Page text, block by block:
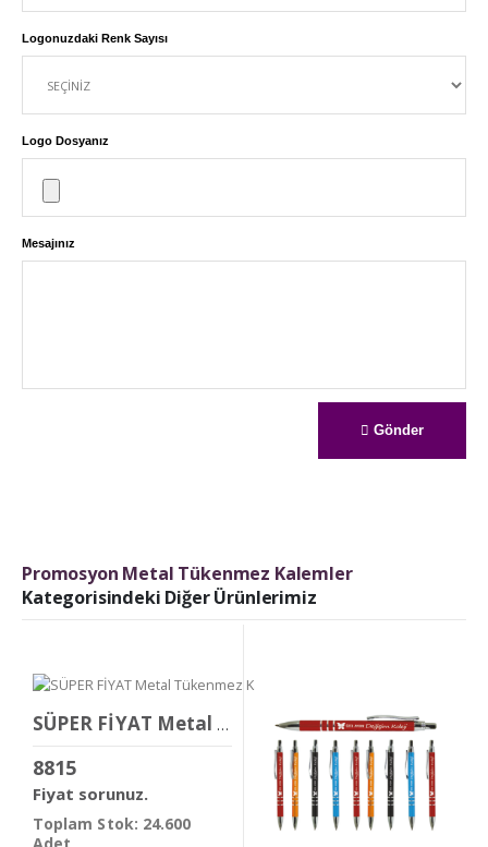
Logonuzdaki Renk Sayısı
Logo Dosyanız
Mesajınız
Gönder
Promosyon Metal Tükenmez Kalemler
Kategorisindeki Diğer Ürünlerimiz
SÜPER FİYAT Metal Tükenmez Kalem
8815
Fiyat sorunuz.
Toplam Stok: 24.600